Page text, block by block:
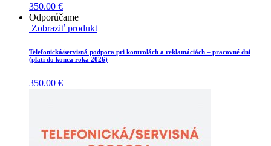
350.00 €
Odporúčame
Zobraziť produkt
Telefonická/servisná podpora pri kontrolách a reklamáciách – pracovné dni
(platí do konca roka 2026)
350.00 €